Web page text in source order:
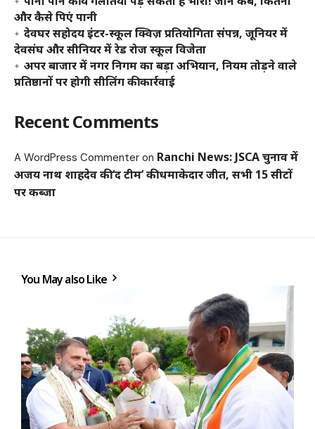
और कैसे पिएं पानी
देवघर सहोदय इंटर-स्कूल क्विज़ प्रतियोगिता संपन्न, जूनियर में
देवसंघ और सीनियर में रेड रोज स्कूल विजेता
अपर बाजार में नगर निगम का बड़ा अभियान, नियम तोड़ने वाले
प्रतिष्ठानों पर होगी सीलिंग की कार्रवाई
Recent Comments
A WordPress Commenter on Ranchi News: JSCA चुनाव में
अजय नाथ शाहदेव की ‘द टीम’ की धमाकेदार जीत, सभी 15 सीटों
पर कब्जा
You May also Like